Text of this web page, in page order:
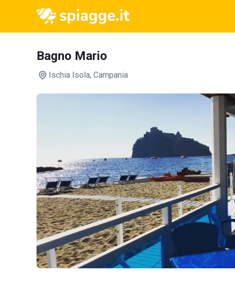
Bagno Mario
Ischia Isola, Campania